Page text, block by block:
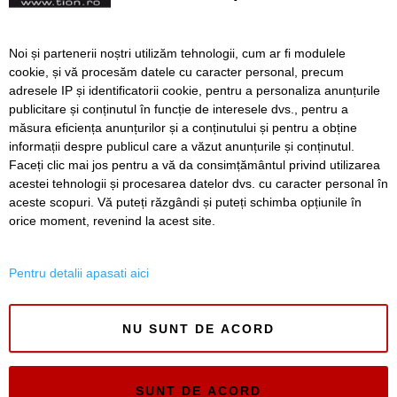
„Activitate susținută” pe
șantierul descărcării de pe
A1 de la Sânandrei.
Lucrările au ajuns aproape
la jumătate
Înapoi Înainte
SERVICII Redactia
Folosinta Cookie-urilor
Noi și partenerii noștri utilizăm tehnologii, cum ar fi modulele
cookie, și vă procesăm datele cu caracter personal, precum
adresele IP și identificatorii cookie, pentru a personaliza anunțurile
publicitare și conținutul în funcție de interesele dvs., pentru a
măsura eficiența anunțurilor și a conținutului și pentru a obține
informații despre publicul care a văzut anunțurile și conținutul.
Faceți clic mai jos pentru a vă da consimțământul privind utilizarea
acestei tehnologii și procesarea datelor dvs. cu caracter personal în
aceste scopuri. Vă puteți răzgândi și puteți schimba opțiunile în
orice moment, revenind la acest site.
Pentru detalii apasati aici
NU SUNT DE ACORD
SUNT DE ACORD